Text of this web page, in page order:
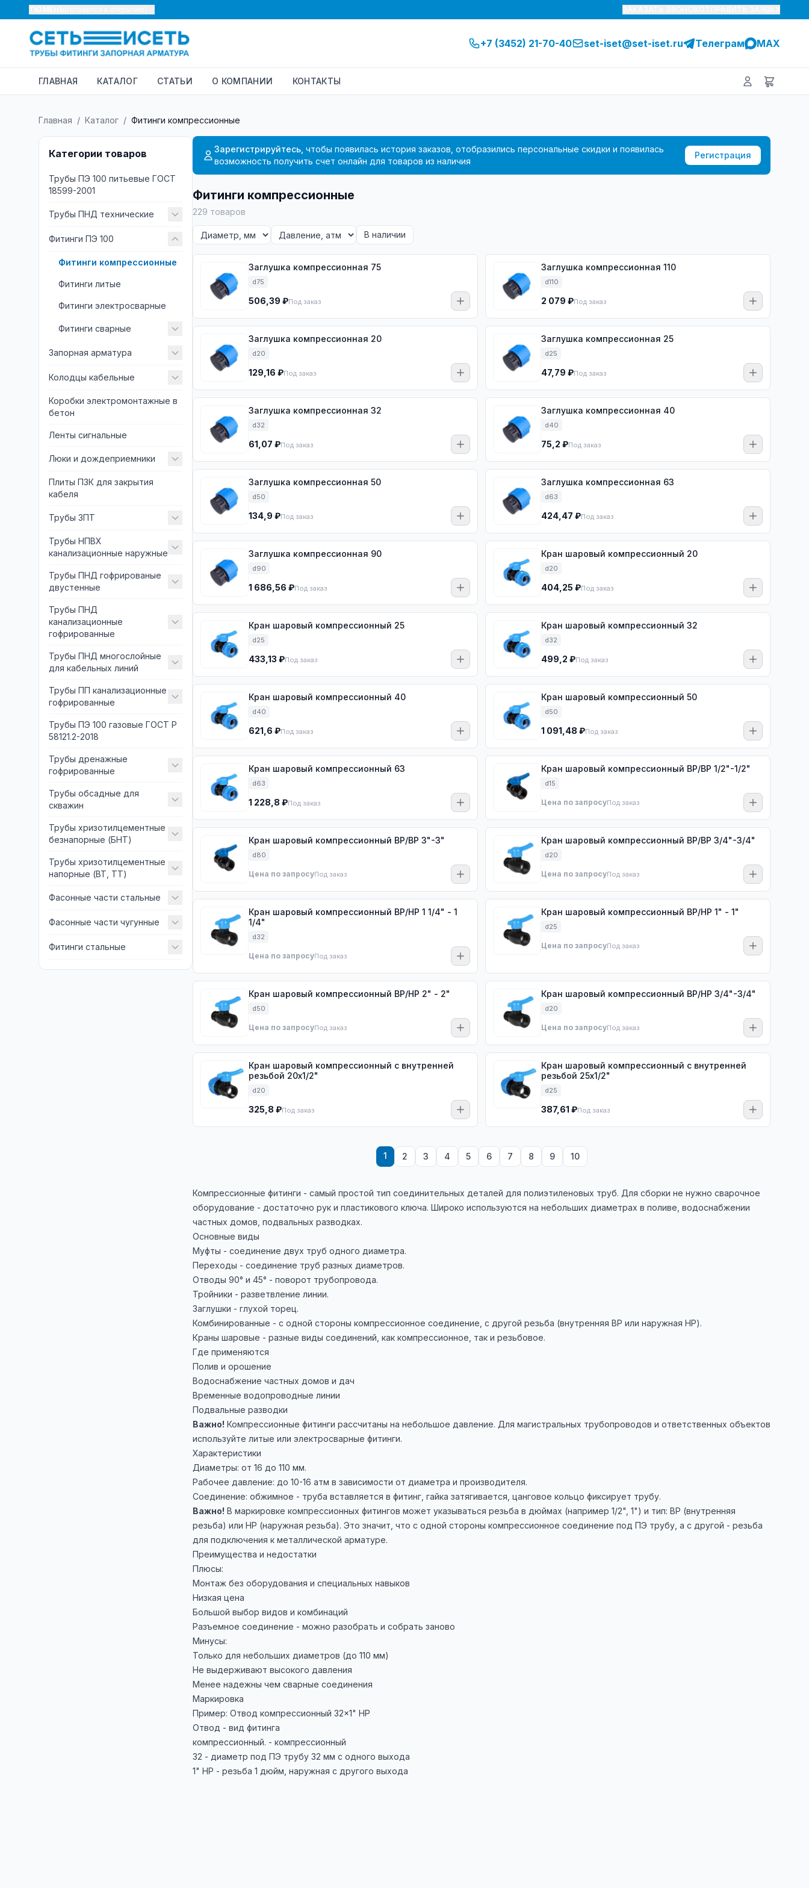
+7 (3452) 21-70-40 set-iset@set-iset.ru Телеграм MAX
ГЛАВНАЯ КАТАЛОГ СТАТЬИ О КОМПАНИИ КОНТАКТЫ
Главная / Каталог / Фитинги компрессионные
Категории товаров
Трубы ПЭ 100 питьевые ГОСТ
18599-2001
Трубы ПНД технические
Фитинги ПЭ 100
Фитинги компрессионные
Фитинги литые
Фитинги электросварные
Фитинги сварные
Запорная арматура
Колодцы кабельные
Коробки электромонтажные в
бетон
Ленты сигнальные
Люки и дождеприемники
Плиты ПЗК для закрытия
кабеля
Трубы ЗПТ
Трубы НПВХ
канализационные наружные
Трубы ПНД гофрированые
двустенные
Трубы ПНД
канализационные
гофрированные
Трубы ПНД многослойные
для кабельных линий
Трубы ПП канализационные
гофрированные
Трубы ПЭ 100 газовые ГОСТ Р
58121.2-2018
Трубы дренажные
гофрированные
Трубы обсадные для
скважин
Трубы хризотилцементные
безнапорные (БНТ)
Трубы хризотилцементные
напорные (ВТ, ТТ)
Фасонные части стальные
Фасонные части чугунные
Фитинги стальные
Зарегистрируйтесь, чтобы появилась история заказов, отобразились персональные скидки и появилась
возможность получить счет онлайн для товаров из наличия
Регистрация
Фитинги компрессионные
229 товаров
В наличии
Заглушка компрессионная 75
d75
506,39 ₽Под заказ
Заглушка компрессионная 110
d110
2 079 ₽Под заказ
Заглушка компрессионная 20
d20
129,16 ₽Под заказ
Заглушка компрессионная 25
d25
47,79 ₽Под заказ
Заглушка компрессионная 32
d32
61,07 ₽Под заказ
Заглушка компрессионная 40
d40
75,2 ₽Под заказ
Заглушка компрессионная 50
d50
134,9 ₽Под заказ
Заглушка компрессионная 63
d63
424,47 ₽Под заказ
Заглушка компрессионная 90
d90
1 686,56 ₽Под заказ
Кран шаровый компрессионный 20
d20
404,25 ₽Под заказ
Кран шаровый компрессионный 25
d25
433,13 ₽Под заказ
Кран шаровый компрессионный 32
d32
499,2 ₽Под заказ
Кран шаровый компрессионный 40
d40
621,6 ₽Под заказ
Кран шаровый компрессионный 50
d50
1 091,48 ₽Под заказ
Кран шаровый компрессионный 63
d63
1 228,8 ₽Под заказ
Кран шаровый компрессионный ВР/ВР 1/2"-1/2"
d15
Цена по запросуПод заказ
Кран шаровый компрессионный ВР/ВР 3"-3"
d80
Цена по запросуПод заказ
Кран шаровый компрессионный ВР/ВР 3/4"-3/4"
d20
Цена по запросуПод заказ
Кран шаровый компрессионный ВР/НР 1 1/4" - 1
1/4"
d32
Цена по запросуПод заказ
Кран шаровый компрессионный ВР/НР 1" - 1"
d25
Цена по запросуПод заказ
Кран шаровый компрессионный ВР/НР 2" - 2"
d50
Цена по запросуПод заказ
Кран шаровый компрессионный ВР/НР 3/4"-3/4"
d20
Цена по запросуПод заказ
Кран шаровый компрессионный с внутренней
резьбой 20х1/2"
d20
325,8 ₽Под заказ
Кран шаровый компрессионный с внутренней
резьбой 25х1/2"
d25
387,61 ₽Под заказ
1 2 3 4 5 6 7 8 9 10
Компрессионные фитинги - самый простой тип соединительных деталей для полиэтиленовых труб. Для сборки не нужно сварочное
оборудование - достаточно рук и пластикового ключа. Широко используются на небольших диаметрах в поливе, водоснабжении
частных домов, подвальных разводках.
Основные виды
Муфты - соединение двух труб одного диаметра.
Переходы - соединение труб разных диаметров.
Отводы 90° и 45° - поворот трубопровода.
Тройники - разветвление линии.
Заглушки - глухой торец.
Комбинированные - с одной стороны компрессионное соединение, с другой резьба (внутренняя ВР или наружная НР).
Краны шаровые - разные виды соединений, как компрессионное, так и резьбовое.
Где применяются
Полив и орошение
Водоснабжение частных домов и дач
Временные водопроводные линии
Подвальные разводки
Важно! Компрессионные фитинги рассчитаны на небольшое давление. Для магистральных трубопроводов и ответственных объектов
используйте литые или электросварные фитинги.
Характеристики
Диаметры: от 16 до 110 мм.
Рабочее давление: до 10-16 атм в зависимости от диаметра и производителя.
Соединение: обжимное - труба вставляется в фитинг, гайка затягивается, цанговое кольцо фиксирует трубу.
Важно! В маркировке компрессионных фитингов может указываться резьба в дюймах (например 1/2", 1") и тип: ВР (внутренняя
резьба) или НР (наружная резьба). Это значит, что с одной стороны компрессионное соединение под ПЭ трубу, а с другой - резьба
для подключения к металлической арматуре.
Преимущества и недостатки
Плюсы:
Монтаж без оборудования и специальных навыков
Низкая цена
Большой выбор видов и комбинаций
Разъемное соединение - можно разобрать и собрать заново
Минусы:
Только для небольших диаметров (до 110 мм)
Не выдерживают высокого давления
Менее надежны чем сварные соединения
Маркировка
Пример: Отвод компрессионный 32×1" НР
Отвод - вид фитинга
компрессионный. - компрессионный
32 - диаметр под ПЭ трубу 32 мм с одного выхода
1" НР - резьба 1 дюйм, наружная с другого выхода